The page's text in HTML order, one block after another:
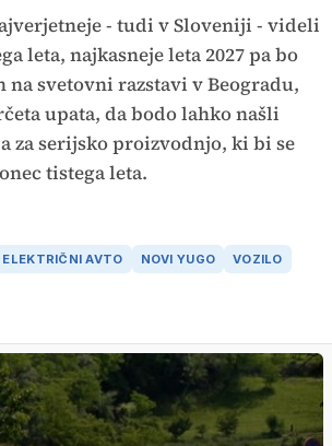
- tudi v Sloveniji - videli
leta, najkasneje leta 2027 pa bo
na svetovni razstavi v Beogradu,
upata, da bodo lahko našli
za serijsko proizvodnjo, ki bi se
tistega leta.
ELEKTRIČNI AVTO NOVI YUGO VOZILO